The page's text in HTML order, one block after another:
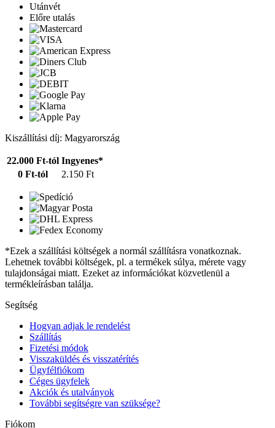
Utánvét
Előre utalás
Kiszállítási díj: Magyarország
22.000 Ft-tól Ingyenes*
0 Ft-tól
2.150 Ft
*Ezek a szállítási költségek a normál szállításra vonatkoznak.
Lehetnek további költségek, pl. a termékek súlya, mérete vagy
tulajdonságai miatt. Ezeket az információkat közvetlenül a
termékleírásban találja.
Segítség
Hogyan adjak le rendelést
Szállítás
Fizetési módok
Visszaküldés és visszatérítés
Ügyfélfiókom
Céges ügyfelek
Akciók és utalványok
További segítségre van szüksége?
Fiókom